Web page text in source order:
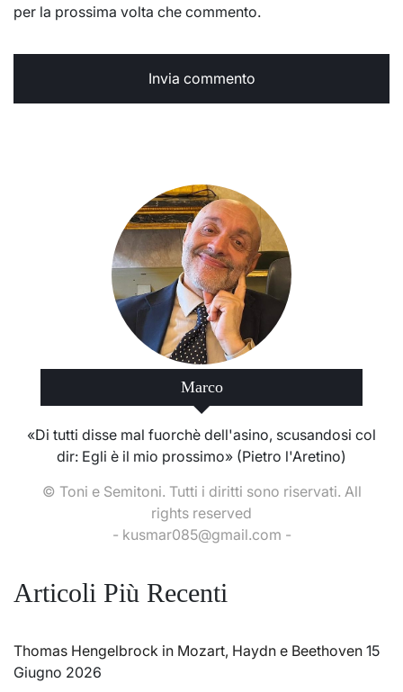
per la prossima volta che commento.
Marco
«Di tutti disse mal fuorchè dell'asino, scusandosi col
dir: Egli è il mio prossimo» (Pietro l'Aretino)
© Toni e Semitoni. Tutti i diritti sono riservati. All
rights reserved
- kusmar085@gmail.com -
Articoli Più Recenti
Thomas Hengelbrock in Mozart, Haydn e Beethoven 15
Giugno 2026